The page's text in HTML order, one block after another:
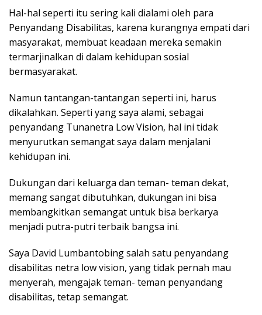
Hal-hal seperti itu sering kali dialami oleh para
Penyandang Disabilitas, karena kurangnya empati dari
masyarakat, membuat keadaan mereka semakin
termarjinalkan di dalam kehidupan sosial
bermasyarakat.
Namun tantangan-tantangan seperti ini, harus
dikalahkan. Seperti yang saya alami, sebagai
penyandang Tunanetra Low Vision, hal ini tidak
menyurutkan semangat saya dalam menjalani
kehidupan ini.
Dukungan dari keluarga dan teman- teman dekat,
memang sangat dibutuhkan, dukungan ini bisa
membangkitkan semangat untuk bisa berkarya
menjadi putra-putri terbaik bangsa ini.
Saya David Lumbantobing salah satu penyandang
disabilitas netra low vision, yang tidak pernah mau
menyerah, mengajak teman- teman penyandang
disabilitas, tetap semangat.